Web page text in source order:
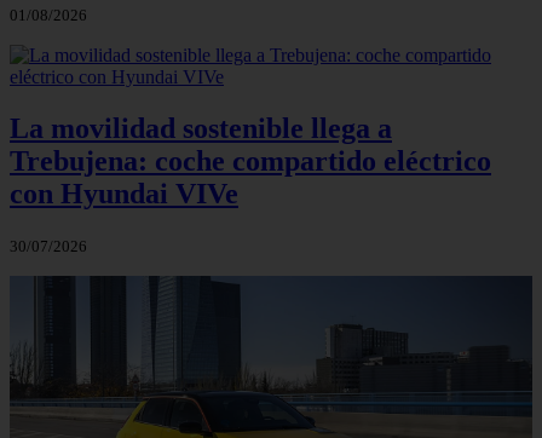
01/08/2026
La movilidad sostenible llega a
Trebujena: coche compartido eléctrico
con Hyundai VIVe
30/07/2026